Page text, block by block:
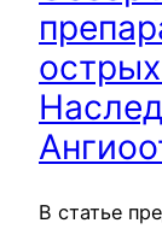
В статье